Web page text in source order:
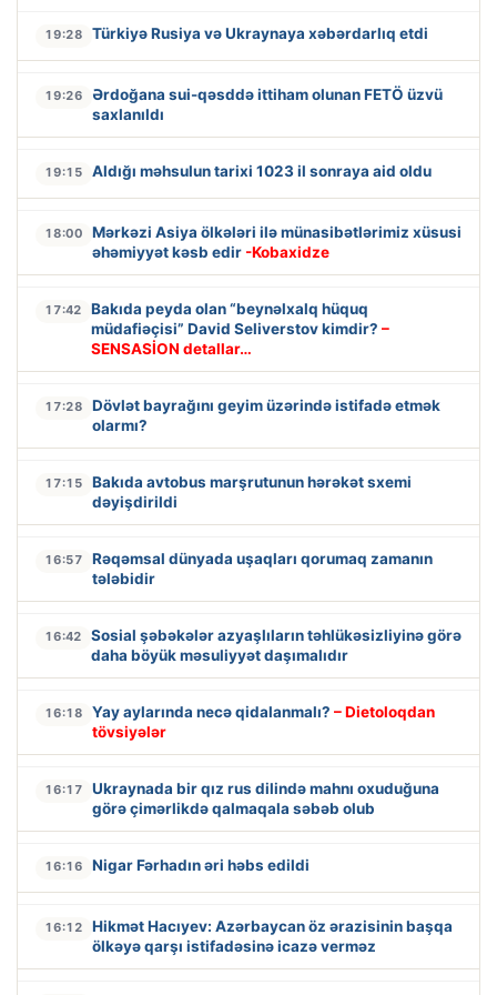
19:28 Türkiyə Rusiya və Ukraynaya xəbərdarlıq etdi
19:26
Ərdoğana sui-qəsddə ittiham olunan FETÖ üzvü
saxlanıldı
19:15 Aldığı məhsulun tarixi 1023 il sonraya aid oldu
18:00
Mərkəzi Asiya ölkələri ilə münasibətlərimiz xüsusi
əhəmiyyət kəsb edir -Kobaxidze
17:42
Bakıda peyda olan “beynəlxalq hüquq
müdafiəçisi” David Seliverstov kimdir? –
SENSASİON detallar…
17:28
Dövlət bayrağını geyim üzərində istifadə etmək
olarmı?
17:15
Bakıda avtobus marşrutunun hərəkət sxemi
dəyişdirildi
16:57
Rəqəmsal dünyada uşaqları qorumaq zamanın
tələbidir
16:42
Sosial şəbəkələr azyaşlıların təhlükəsizliyinə görə
daha böyük məsuliyyət daşımalıdır
16:18 Yay aylarında necə qidalanmalı? – Dietoloqdan
tövsiyələr
16:17
Ukraynada bir qız rus dilində mahnı oxuduğuna
görə çimərlikdə qalmaqala səbəb olub
16:16 Nigar Fərhadın əri həbs edildi
16:12
Hikmət Hacıyev: Azərbaycan öz ərazisinin başqa
ölkəyə qarşı istifadəsinə icazə verməz